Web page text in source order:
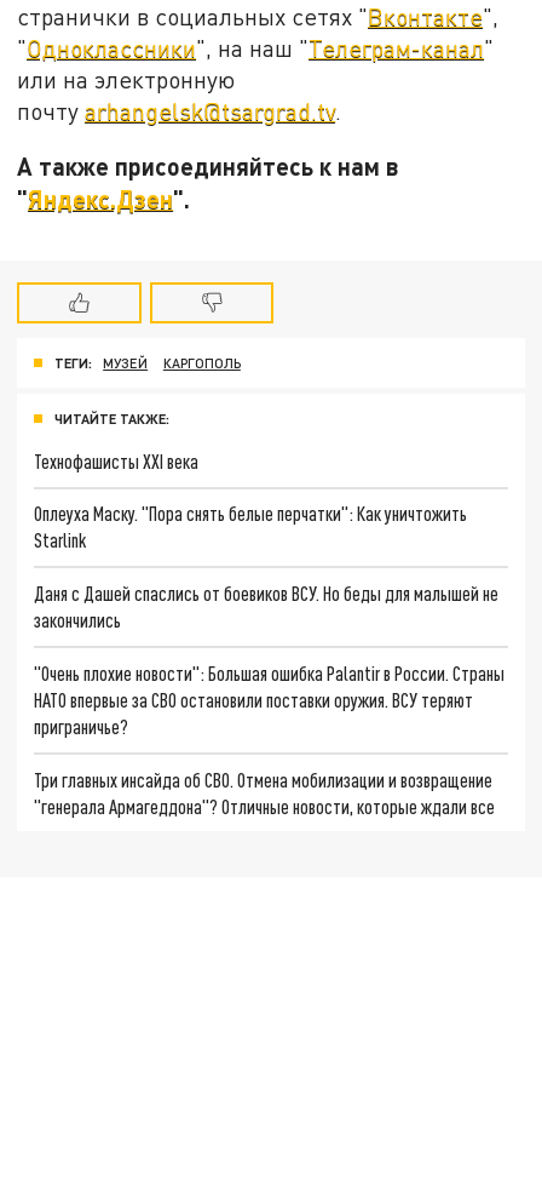
странички в социальных сетях "Вконтакте",
"Одноклассники", на наш "Телеграм-канал"
или на электронную
почтуarhangelsk@tsargrad.tv.
А также присоединяйтесь к нам в
"Яндекс.Дзен".
ТЕГИ: МУЗЕЙ КАРГОПОЛЬ
ЧИТАЙТЕ ТАКЖЕ:
Технофашисты XXI века
Оплеуха Маску. "Пора снять белые перчатки": Как уничтожить
Starlink
Даня с Дашей спаслись от боевиков ВСУ. Но беды для малышей не
закончились
"Очень плохие новости": Большая ошибка Palantir в России. Страны
НАТО впервые за СВО остановили поставки оружия. ВСУ теряют
приграничье?
Три главных инсайда об СВО. Отмена мобилизации и возвращение
"генерала Армагеддона"? Отличные новости, которые ждали все